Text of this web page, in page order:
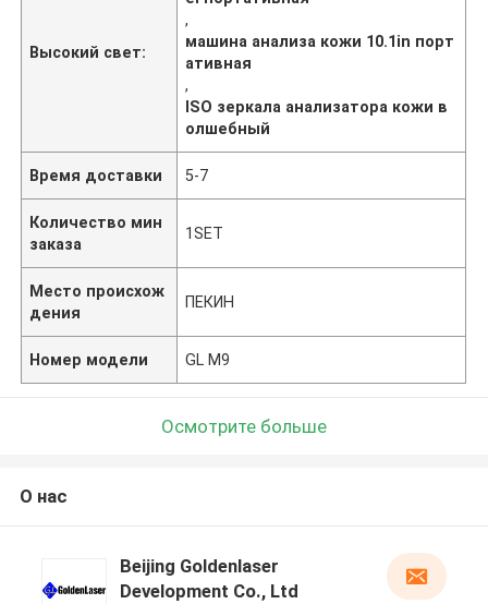
Высокий свет:
,
машина анализа кожи 10.1in порт
ативная
,
ISO зеркала анализатора кожи в
олшебный
Время доставки 5-7
Количество мин
заказа
1SET
Место происхож
дения
ПЕКИН
Номер модели GL M9
Осмотрите больше
О нас
Beijing Goldenlaser
Development Co., Ltd